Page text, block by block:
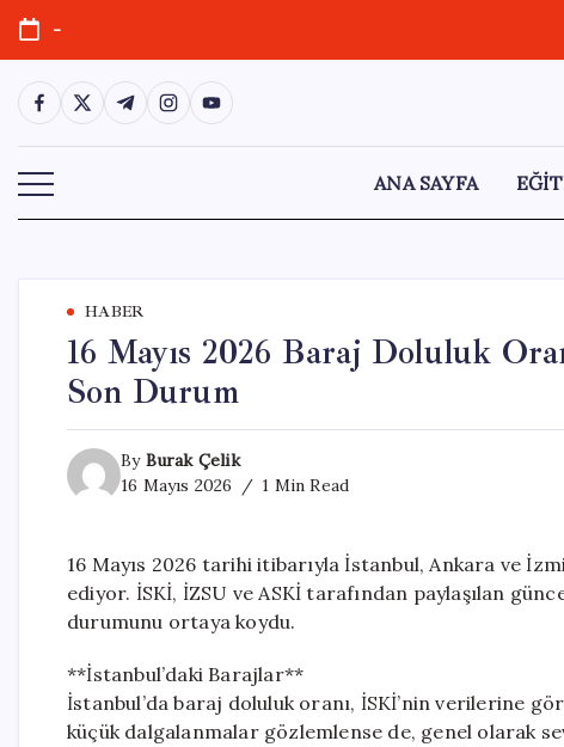
Skip
content
-
https://www.facebook.com/
https://twitter.com/
https://t.me/
https://www.instagram.com/
https://youtube.com/
ANA SAYFA
HABER
16 Mayıs 2026 Baraj Doluluk
Son Durum
By Burak Çelik
16 Mayıs 2026
1 Min Read
16 Mayıs 2026 tarihi itibarıyla İstanbul, Ankara ve
ediyor. İSKİ, İZSU ve ASKİ tarafından paylaşılan
durumunu ortaya koydu.
**İstanbul’daki Barajlar**
İstanbul’da baraj doluluk oranı, İSKİ’nin verilerine
küçük dalgalanmalar gözlemlense de, genel olarak